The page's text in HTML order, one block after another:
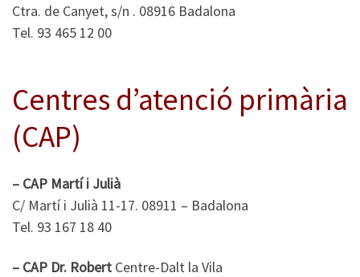
Ctra. de Canyet, s/n . 08916 Badalona
Tel. 93 465 12 00
Centres d’atenció primària
(CAP)
– CAP Martí i Julià
C/ Martí i Julià 11-17. 08911 – Badalona
Tel. 93 167 18 40
– CAP Dr. Robert Centre-Dalt la Vila